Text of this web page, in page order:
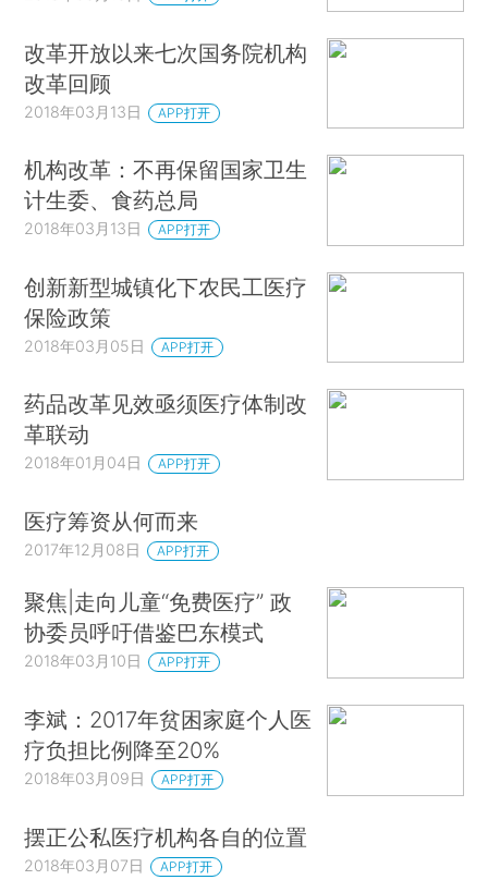
改革开放以来七次国务院机构
改革回顾
2018年03月13日 APP打开
机构改革：不再保留国家卫生
计生委、食药总局
2018年03月13日 APP打开
创新新型城镇化下农民工医疗
保险政策
2018年03月05日 APP打开
药品改革见效亟须医疗体制改
革联动
2018年01月04日 APP打开
医疗筹资从何而来
2017年12月08日 APP打开
聚焦|走向儿童“免费医疗” 政
协委员呼吁借鉴巴东模式
2018年03月10日 APP打开
李斌：2017年贫困家庭个人医
疗负担比例降至20%
2018年03月09日 APP打开
摆正公私医疗机构各自的位置
2018年03月07日 APP打开